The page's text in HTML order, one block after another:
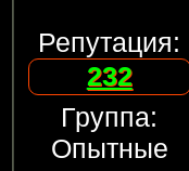
Репутация:
232
Группа:
Опытные